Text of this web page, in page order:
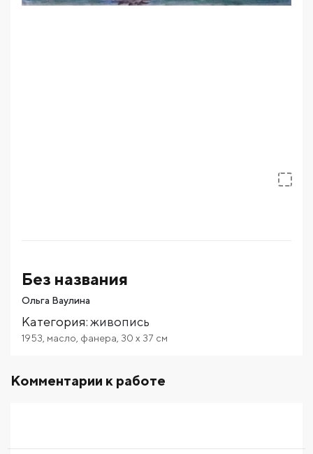
Без названия
Ольга Ваулина
Категория:живопись
1953 масло фанера 30 x 37 см
Комментарии к работе